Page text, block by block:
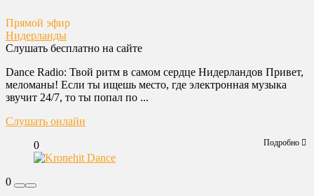
Прямой эфир
Нидерланды
Слушать бесплатно на сайте
Dance Radio: Твой ритм в самом сердце Нидерландов Привет,
меломаны! Если ты ищешь место, где электронная музыка
звучит 24/7, то ты попал по ...
Слушать онлайн
Подробно
0
0